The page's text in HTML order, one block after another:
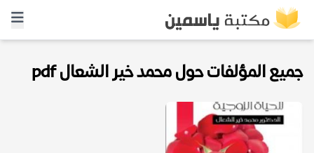
جميع المؤلفات حول محمد خير الشعال pdf